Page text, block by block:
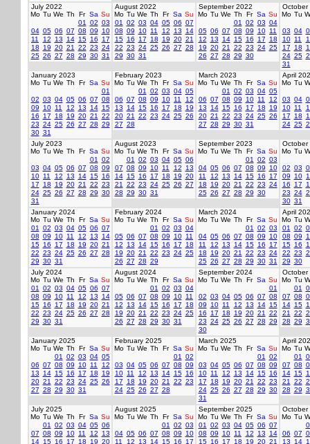
July 2022
Mo Tu We Th Fr Sa Su
01
02 03
04 05 06 07 08 09
10
11
12 13 14 15 16
17
18
19 20 21 22 23 24
25 26 27 28 29 30 31
August 2022
Mo Tu We Th Fr Sa Su
01
02 03 04 05 06 07
08 09 10 11 12 13
14
15 16 17 18 19 20 21
22 23 24 25 26 27 28
29 30 31
September 2022
Mo Tu We Th Fr Sa Su
01
02 03 04
05 06 07 08 09 10 11
12
13 14 15 16 17
18
19 20 21 22 23 24 25
26 27 28 29 30
October
Mo Tu
03 04
10 11
17
18
24 25
31
January 2023
Mo Tu We Th Fr Sa Su
01
02 03 04 05 06 07 08
09
10 11 12 13 14 15
16
17 18 19 20 21
22
23 24 25 26 27 28 29
30 31
February 2023
Mo Tu We Th Fr Sa Su
01
02 03 04 05
06 07 08 09 10 11
12
13
14 15 16 17 18
19
20 21 22 23 24 25 26
27 28
March 2023
Mo Tu We Th Fr Sa Su
01
02 03 04 05
06 07 08 09 10 11
12
13
14 15 16 17 18
19
20 21 22 23 24 25 26
27 28 29 30 31
April
Mo Tu
03 04
10 11
17
18
24 25
July 2023
Mo Tu We Th Fr Sa Su
01
02
03 04 05 06 07 08 09
10 11 12 13 14 15 16
17
18 19 20 21 22 23
24 25 26 27 28 29 30
31
August 2023
Mo Tu We Th Fr Sa Su
01
02 03 04 05 06
07 08 09 10 11 12
13
14 15 16 17 18 19 20
21
22 23 24 25 26 27
28 29 30 31
September 2023
Mo Tu We Th Fr Sa Su
01
02 03
04 05 06 07 08 09
10
11
12 13 14 15 16
17
18
19 20 21 22 23 24
25 26 27 28 29 30
October
Mo Tu
02 03
09
10
16
17
23 24
30 31
January 2024
Mo Tu We Th Fr Sa Su
01
02 03 04 05 06 07
08 09 10 11 12 13
14
15 16 17 18 19 20 21
22 23 24 25 26 27 28
29 30 31
February 2024
Mo Tu We Th Fr Sa Su
01
02 03 04
05 06 07 08 09 10 11
12
13 14 15 16 17
18
19 20 21 22 23 24 25
26 27 28 29
March 2024
Mo Tu We Th Fr Sa Su
01
02 03
04 05 06 07 08 09
10
11
12 13 14 15 16
17
18
19 20 21 22 23 24
25 26 27 28 29 30 31
April
Mo Tu
01
02
08 09
15 16
22 23
29 30
July 2024
Mo Tu We Th Fr Sa Su
01
02 03 04 05 06 07
08 09 10 11 12 13
14
15 16 17 18 19 20 21
22 23 24 25 26 27 28
29 30 31
August 2024
Mo Tu We Th Fr Sa Su
01
02 03 04
05 06 07 08 09 10 11
12
13 14 15 16 17
18
19 20 21 22 23 24 25
26 27 28 29 30 31
September 2024
Mo Tu We Th Fr Sa Su
01
02 03 04 05 06 07 08
09
10 11 12 13 14 15
16
17 18 19 20 21
22
23 24 25 26 27 28 29
30
October
Mo Tu
01
07 08
14 15
21
22
28 29
January 2025
Mo Tu We Th Fr Sa Su
01
02 03 04 05
06 07 08 09 10 11
12
13
14 15 16 17 18
19
20 21 22 23 24 25 26
27 28 29 30 31
February 2025
Mo Tu We Th Fr Sa Su
01
02
03 04 05 06 07 08 09
10 11 12 13 14 15 16
17
18 19 20 21 22 23
24 25 26 27 28
March 2025
Mo Tu We Th Fr Sa Su
01
02
03 04 05 06 07 08 09
10 11 12 13 14 15 16
17
18 19 20 21 22 23
24 25 26 27 28 29 30
31
April
Mo Tu
01
07 08
14 15
21
22
28 29
July 2025
Mo Tu We Th Fr Sa Su
01
02 03 04 05 06
07 08 09 10 11 12
13
14 15 16 17 18 19 20
August 2025
Mo Tu We Th Fr Sa Su
01
02 03
04 05 06 07 08 09
10
11
12 13 14 15 16 17
September 2025
Mo Tu We Th Fr Sa Su
01
02 03 04 05 06 07
08 09 10 11 12 13
14
15 16 17 18 19 20 21
October
Mo Tu
06 07
13
14